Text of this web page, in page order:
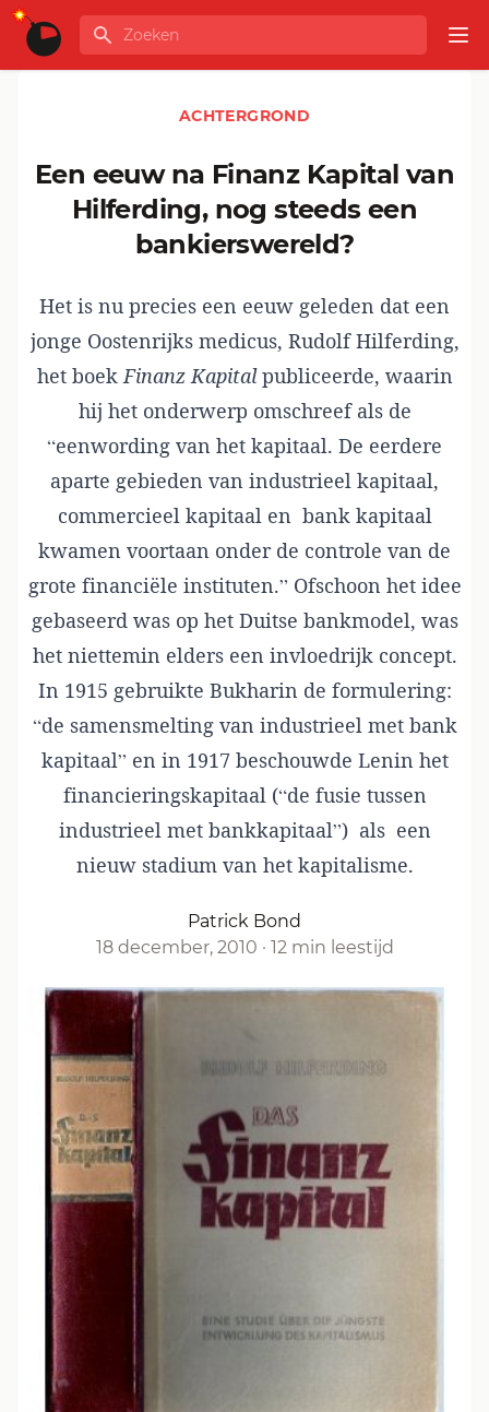
Ga naar de inhoud
GLOBALINFO
Zoeken
ACHTERGROND
Een eeuw na Finanz Kapital van
Hilferding, nog steeds een
bankierswereld?
Het is nu precies een eeuw geleden dat een
jonge Oostenrijks medicus, Rudolf Hilferding,
het boekFinanz Kapitalpubliceerde, waarin
hij het onderwerp omschreef als de
“eenwording van het kapitaal. De eerdere
aparte gebieden van industrieel kapitaal,
commercieel kapitaal en bank kapitaal
kwamen voortaan onder de controle van de
grote financiële instituten.” Ofschoon het idee
gebaseerd was op het Duitse bankmodel, was
het niettemin elders een invloedrijk concept.
In 1915 gebruikte Bukharin de formulering:
“de samensmelting van industrieel met bank
kapitaal” en in 1917 beschouwde Lenin het
financieringskapitaal (“de fusie tussen
industrieel met bankkapitaal”) als een
nieuw stadium van het kapitalisme.
Patrick Bond
18 december, 2010 · 12 min leestijd